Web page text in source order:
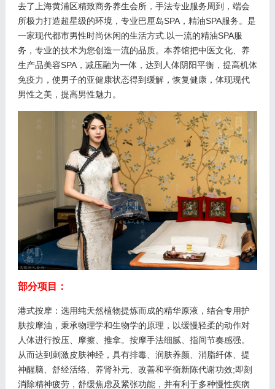
去了上海黄浦区精致商务养生会所，手法专业服务周到，端会
所极力打造超星级的环境，专业巴厘岛SPA，精油SPA服务。是
一家现代都市男性时尚休闲的生活方式.以一流的精油SPA服
务，专业的技术为您创造一流的品质。本养馆把中医文化、养
生产品美容SPA，减压融为一体，达到人体阴阳平衡，提高机体
免疫力，使男子的亚健康状态得到缓解，恢复健康，体现现代
男性之美，提高男性魅力。
部分项目：
港式按摩：选用纯天然植物提炼而成的精华原液，结合专用护
肤按摩油，秉承物理学和生物学的原理，以缓慢轻柔的动作对
人体进行按压、摩擦、推拿。按摩手法细腻、指间节奏感强。
从而达到刺激皮肤神经，具有排毒、润肤养颜、消脂纤体、提
神醒脑、舒经活络、养肾补元、改善和平衡新陈代谢功效;即刻
消除精神疲劳，舒缓焦虑及紧张功能，并有利于多种慢性疾病